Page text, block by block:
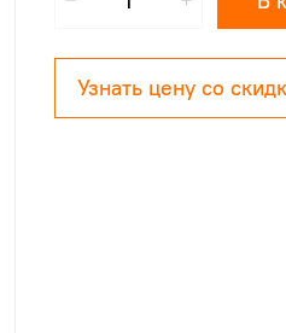
Узнать цену со